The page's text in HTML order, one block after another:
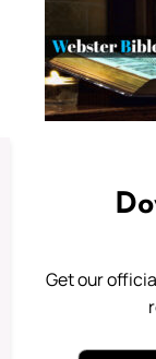
Get our